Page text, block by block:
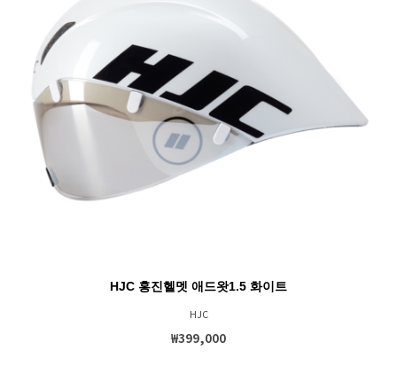
HJC 홍진헬멧 애드왓1.5 화이트
HJC
₩399,000